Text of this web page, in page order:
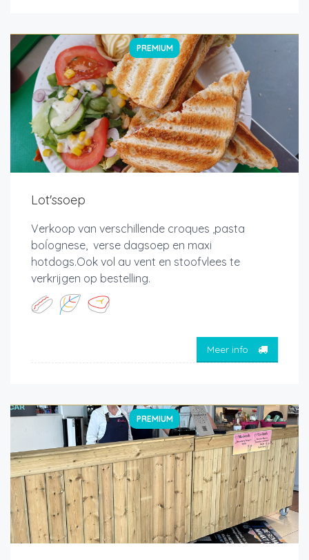
PREMIUM
Lot'ssoep
Verkoop van verschillende croques ,pasta
boĺognese, verse dagsoep en maxi
hotdogs.Ook vol au vent en stoofvlees te
verkrijgen op bestelling.
Meer info
PREMIUM